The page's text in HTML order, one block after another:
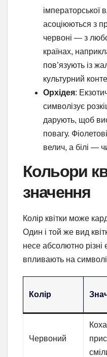
імператорської
асоціюються з
червоні — з
країнах,
пов’язують із
культурний
Орхідея:
символізує
дарують, щоб
повагу.
велич, а білі —
Кольори
значення
Колір квітки може
Один і той же вид
несе абсолютно різні
впливають на
Колір
Червоний